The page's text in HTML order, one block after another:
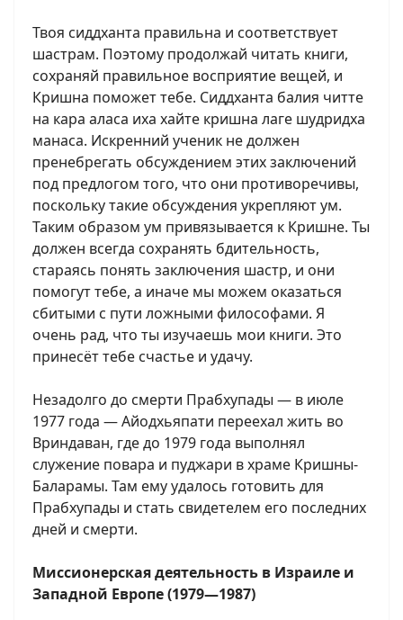
Твоя сиддханта правильна и соответствует
шастрам. Поэтому продолжай читать книги,
сохраняй правильное восприятие вещей, и
Кришна поможет тебе. Сиддханта балия читте
на кара аласа иха хайте кришна лаге шудридха
манаса. Искренний ученик не должен
пренебрегать обсуждением этих заключений
под предлогом того, что они противоречивы,
поскольку такие обсуждения укрепляют ум.
Таким образом ум привязывается к Кришне. Ты
должен всегда сохранять бдительность,
стараясь понять заключения шастр, и они
помогут тебе, а иначе мы можем оказаться
сбитыми с пути ложными философами. Я
очень рад, что ты изучаешь мои книги. Это
принесёт тебе счастье и удачу.
Незадолго до смерти Прабхупады — в июле
1977 года — Айодхьяпати переехал жить во
Вриндаван, где до 1979 года выполнял
служение повара и пуджари в храме Кришны-
Баларамы. Там ему удалось готовить для
Прабхупады и стать свидетелем его последних
дней и смерти.
Миссионерская деятельность в Израиле и
Западной Европе (1979—1987)